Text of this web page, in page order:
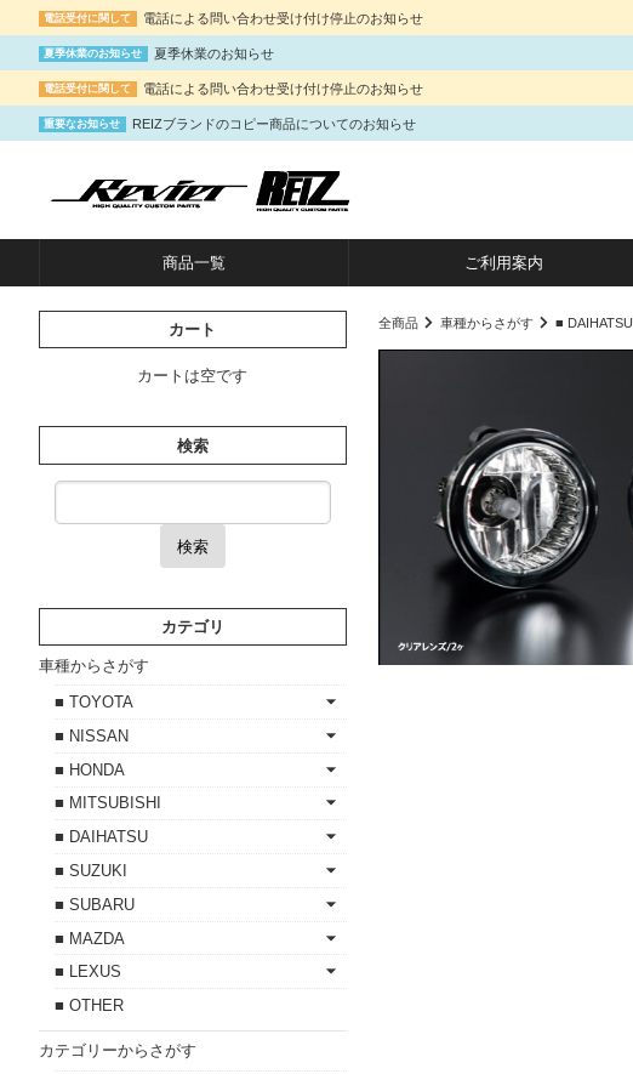
電話受付に関して 電話による問い合わせ受け付け停止のお知らせ
夏季休業のお知らせ 夏季休業のお知らせ
電話受付に関して 電話による問い合わせ受け付け停止のお知らせ
重要なお知らせ REIZブランドのコピー商品についてのお知らせ
商品一覧 ご利用案内
全商品 車種からさがす ■ DAIHATSU
カート
カートは空です
検索
検索
カテゴリ
車種からさがす
■ TOYOTA
■ NISSAN
■ HONDA
■ MITSUBISHI
■ DAIHATSU
■ SUZUKI
■ SUBARU
■ MAZDA
■ LEXUS
■ OTHER
カテゴリーからさがす